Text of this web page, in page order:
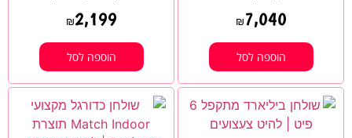
₪ 7,040
הוספה לסל
₪2,199
הוספה לסל